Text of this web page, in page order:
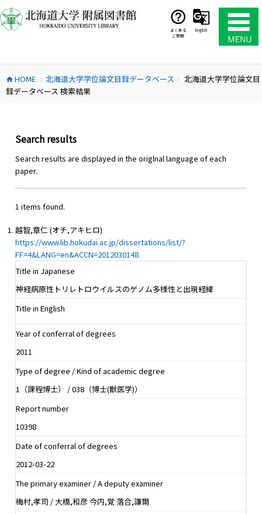
ン
テ
ス
キ
よくある
ご質問
English
home HOME chevron_right 北海道大学学位論文目録データベース chevron_right
北海道大学学位論文目
録データベース 検索結果
Search results
Search results are displayed in the origlnal language of each
paper.
1 items found.
越智,章仁 (オチ,アキヒロ)
https://www.lib.hokudai.ac.jp/dissertations/list/?
FF=4&LANG=en&ACCN=2012030148
Title in Japanese
神経病原性トリレトロウイルスのゲノム多様性と出現経緯
Title in English
Year of conferral of degrees
2011
Type of degree / Kind of academic degree
1（課程博士） / 038（博士(獣医学)）
Report number
10398
Date of conferral of degrees
2012-03-22
The primary examiner / A deputy examiner
梅村,孝司 / 大橋,和彦 今内,覚 落合,謙爾